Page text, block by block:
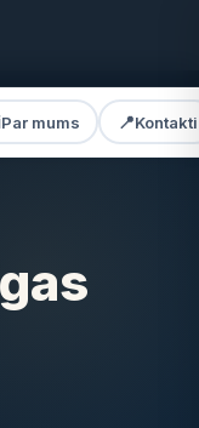
Par mums 📍Kontakti